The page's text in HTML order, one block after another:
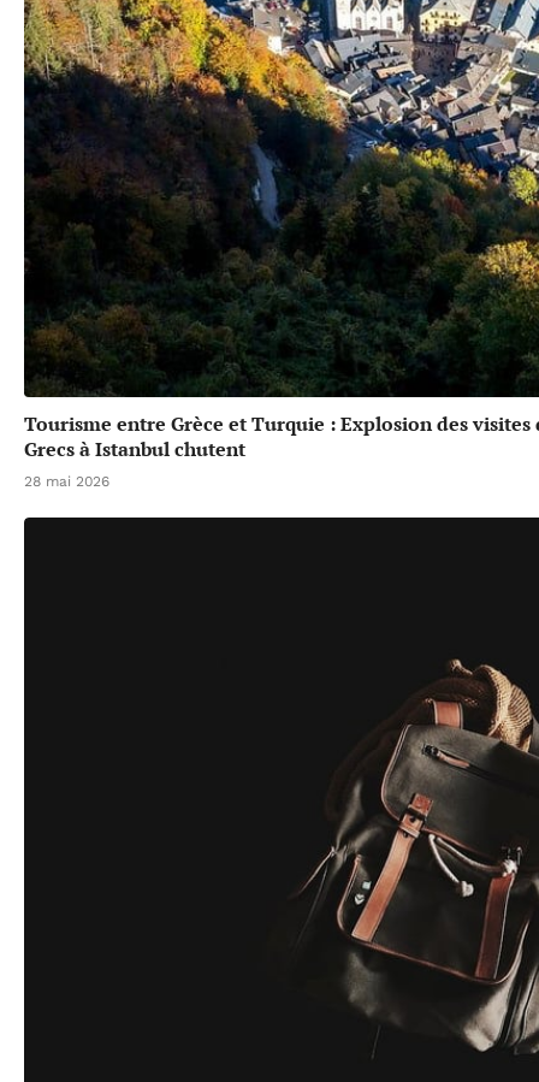
Tourisme entre Grèce et Turquie : Explosion des
Grecs à Istanbul chutent
28 mai 2026